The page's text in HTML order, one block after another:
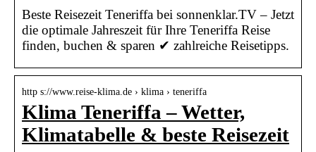
Beste Reisezeit Teneriffa bei sonnenklar.TV – Jetzt
die optimale Jahreszeit für Ihre Teneriffa Reise
finden, buchen & sparen ✔ zahlreiche Reisetipps.
http s://www.reise-klima.de › klima › teneriffa
Klima Teneriffa – Wetter,
Klimatabelle & beste Reisezeit